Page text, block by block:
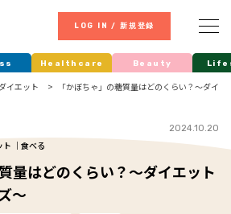
LOG IN / 新規登録
Healthcare Beauty
ダイエット
「かぼちゃ」の糖質量はどのくらい？～ダイ
ト ｜食べる
2024.10.20
量はどのくらい？～ダイエット
～